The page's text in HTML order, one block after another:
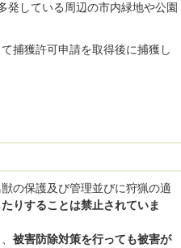
発している周辺の市内緑地や公園
捕獲許可申請を取得後に捕獲し
獣の保護及び管理並びに狩猟の適
りすることは禁止されていま
被害防除対策を行っても被害が